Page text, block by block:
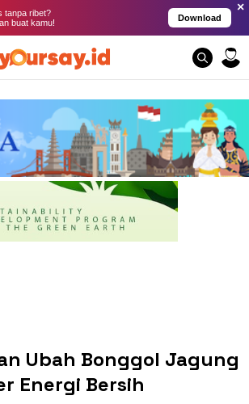
tanpa ribet?
buat kamu!
Download
×
Ubah Bonggol Jagung
Energi Bersih